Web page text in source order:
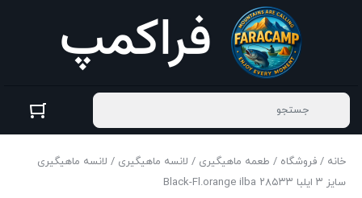
خانه / فروشگاه / طعمه ماهیگیری / لانسه ماهیگیری / لانسه ماهیگیری
سایز ۳ ایلبا ۲۸۵۳۳ Black-Fl.orange ilba